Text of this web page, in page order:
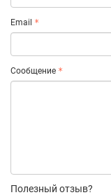
Email
Сообщение
Полезный отзыв?